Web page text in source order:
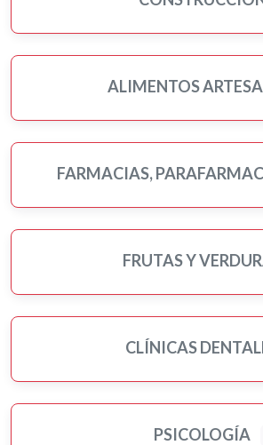
ALIMENTOS
FARMACIAS, PARAFARMACIAS
FRUTAS Y
CLÍNICAS
PSICOLOGÍA